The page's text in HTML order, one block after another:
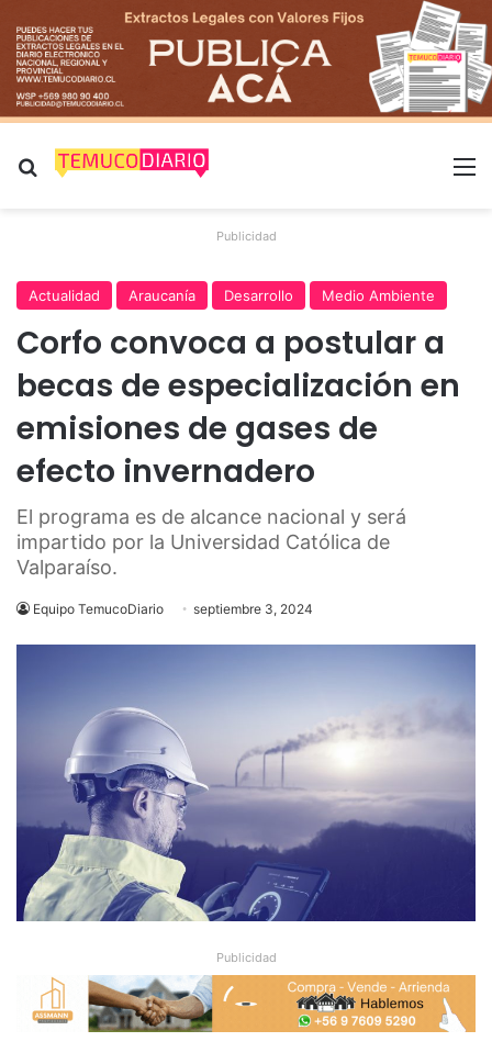
Buscar por
Publicidad
Actualidad Araucanía Desarrollo Medio Ambiente
Corfo convoca a postular a
becas de especialización en
emisiones de gases de
efecto invernadero
El programa es de alcance nacional y será
impartido por la Universidad Católica de
Valparaíso.
Equipo TemucoDiario septiembre 3, 2024
Publicidad